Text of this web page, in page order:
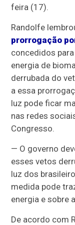
feira (17).
Randolfe
prorrogação
concedidos
energia de
derrubada do
a essa
luz pode ficar
nas redes
Congresso.
— O governo
esses vetos
luz dos
medida pode
energia e sobre
De acordo com